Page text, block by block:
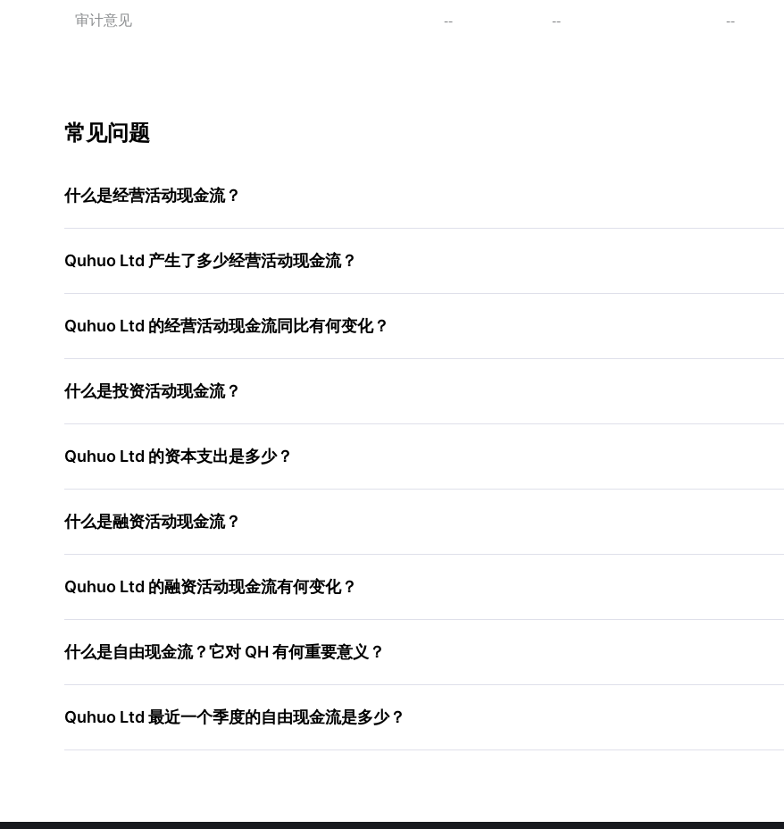
审计意见 -- -- --
常见问题
什么是经营活动现金流？
Quhuo Ltd 产生了多少经营活动现金流？
Quhuo Ltd 的经营活动现金流同比有何变化？
什么是投资活动现金流？
Quhuo Ltd 的资本支出是多少？
什么是融资活动现金流？
Quhuo Ltd 的融资活动现金流有何变化？
什么是自由现金流？它对 QH 有何重要意义？
Quhuo Ltd 最近一个季度的自由现金流是多少？